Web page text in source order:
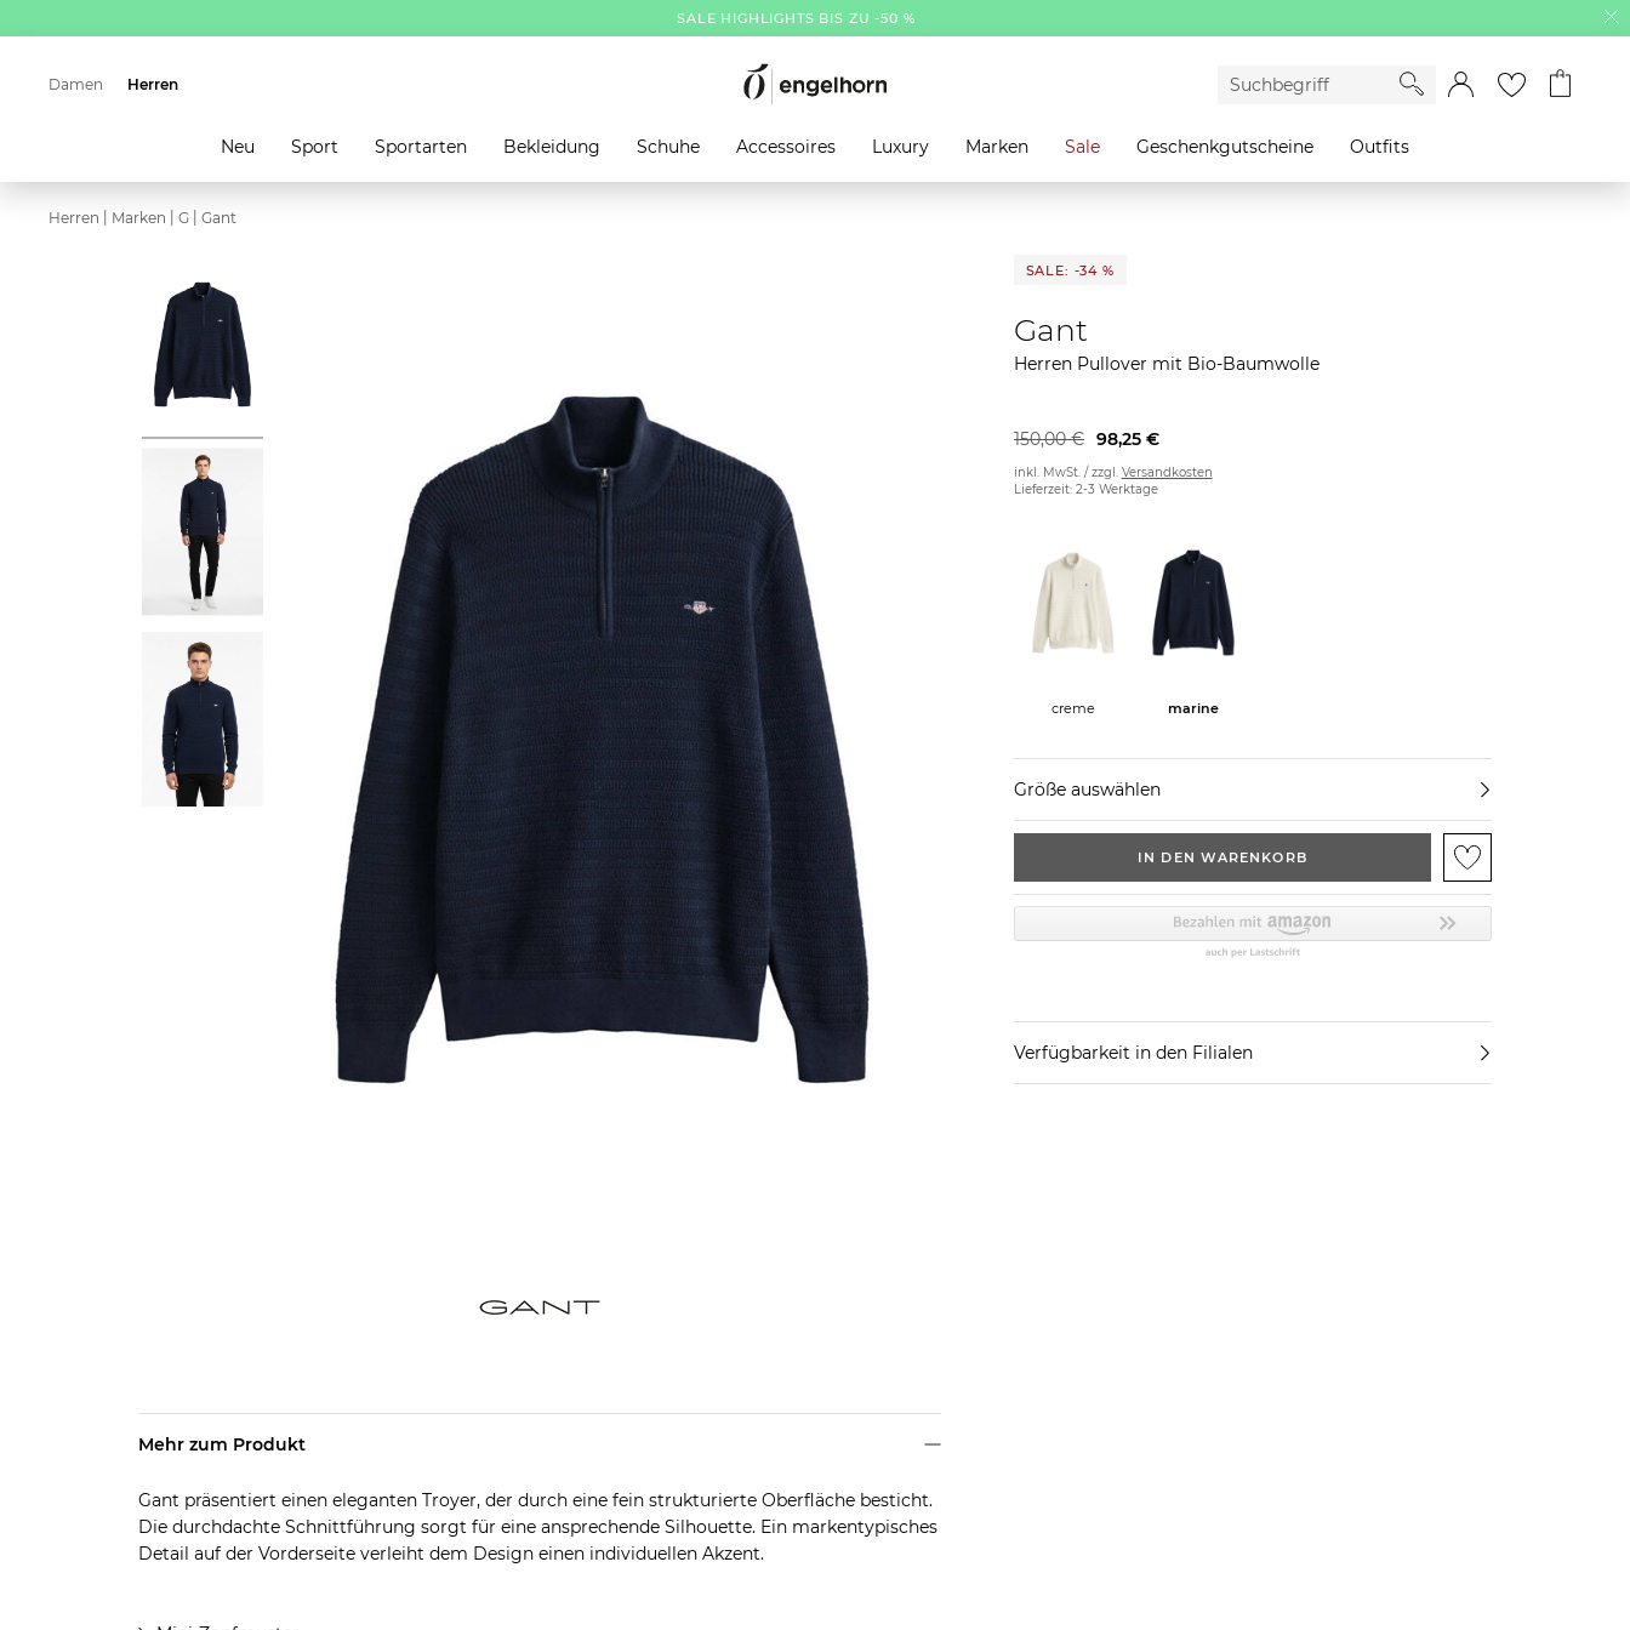
SALE HIGHLIGHTS BIS ZU -50 %
Damen Herren
Neu Sport Sportarten Bekleidung Schuhe Accessoires Luxury Marken Sale Geschenkgutscheine Outfits
Herren Marken G Gant
SALE: -34 %
Gant
Herren Pullover mit Bio-Baumwolle
98,25 €
150,00 €
inkl. MwSt. / zzgl. Versandkosten
Lieferzeit: 2-3 Werktage
creme marine
Größe auswählen
IN DEN WARENKORB
Verfügbarkeit in den Filialen
Mehr zum Produkt
Gant präsentiert einen eleganten Troyer, der durch eine fein strukturierte Oberfläche besticht.
Die durchdachte Schnittführung sorgt für eine ansprechende Silhouette. Ein markentypisches
Detail auf der Vorderseite verleiht dem Design einen individuellen Akzent.